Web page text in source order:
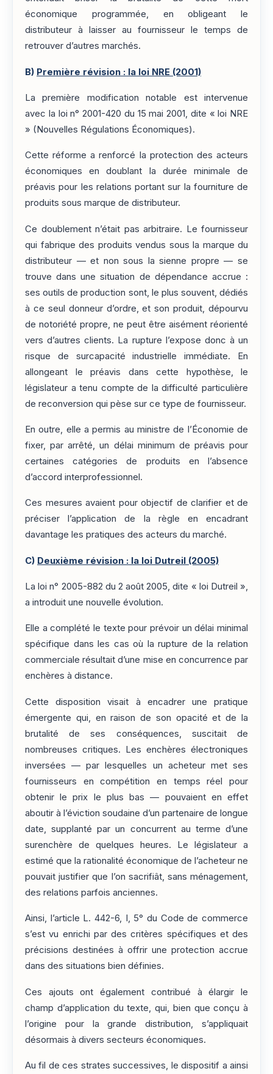
économique programmée, en obligeant le
distributeur à laisser au fournisseur le temps de
retrouver d’autres marchés.
B) Première révision : la loi NRE (2001)
La première modification notable est intervenue
avec la loi n° 2001-420 du 15 mai 2001, dite « loi NRE
» (Nouvelles Régulations Économiques).
Cette réforme a renforcé la protection des acteurs
économiques en doublant la durée minimale de
préavis pour les relations portant sur la fourniture de
produits sous marque de distributeur.
Ce doublement n’était pas arbitraire. Le fournisseur
qui fabrique des produits vendus sous la marque du
distributeur — et non sous la sienne propre — se
trouve dans une situation de dépendance accrue :
ses outils de production sont, le plus souvent, dédiés
à ce seul donneur d’ordre, et son produit, dépourvu
de notoriété propre, ne peut être aisément réorienté
vers d’autres clients. La rupture l’expose donc à un
risque de surcapacité industrielle immédiate. En
allongeant le préavis dans cette hypothèse, le
législateur a tenu compte de la difficulté particulière
de reconversion qui pèse sur ce type de fournisseur.
En outre, elle a permis au ministre de l’Économie de
fixer, par arrêté, un délai minimum de préavis pour
certaines catégories de produits en l’absence
d’accord interprofessionnel.
Ces mesures avaient pour objectif de clarifier et de
préciser l’application de la règle en encadrant
davantage les pratiques des acteurs du marché.
C) Deuxième révision : la loi Dutreil (2005)
La loi n° 2005-882 du 2 août 2005, dite « loi Dutreil »,
a introduit une nouvelle évolution.
Elle a complété le texte pour prévoir un délai minimal
spécifique dans les cas où la rupture de la relation
commerciale résultait d’une mise en concurrence par
enchères à distance.
Cette disposition visait à encadrer une pratique
émergente qui, en raison de son opacité et de la
brutalité de ses conséquences, suscitait de
nombreuses critiques. Les enchères électroniques
inversées — par lesquelles un acheteur met ses
fournisseurs en compétition en temps réel pour
obtenir le prix le plus bas — pouvaient en effet
aboutir à l’éviction soudaine d’un partenaire de longue
date, supplanté par un concurrent au terme d’une
surenchère de quelques heures. Le législateur a
estimé que la rationalité économique de l’acheteur ne
pouvait justifier que l’on sacrifiât, sans ménagement,
des relations parfois anciennes.
Ainsi, l’article L. 442-6, I, 5° du Code de commerce
s’est vu enrichi par des critères spécifiques et des
précisions destinées à offrir une protection accrue
dans des situations bien définies.
Ces ajouts ont également contribué à élargir le
champ d’application du texte, qui, bien que conçu à
l’origine pour la grande distribution, s’appliquait
désormais à divers secteurs économiques.
Au fil de ces strates successives, le dispositif a ainsi